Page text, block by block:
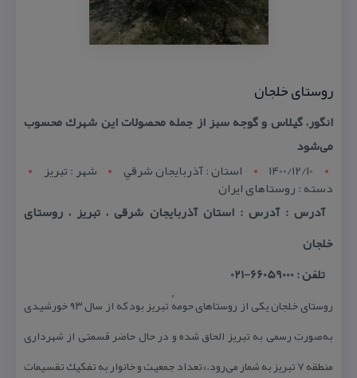
روستای خلجان
انگور، گیلاس و گوجه سبز از جمله محصولات این شهرك محسوب
می‌شود
1400/12/10
استان : آذربايجان شرقي شهر : تبريز
دسته : روستاهای ایران
آدرس : آدرس : استان آذربایجان شرقی ، تبریز ، روستای
خلجان
تلفن : 66059000-021
روستای خلجان یكی از روستاهای حومهٔ تبریز بود كه از سال ۹۳ خورشیدی
به‌صورتِ رسمی به تبریز الحاق شده و در حال حاضر قسمتی از شهرداری
منطقه ۷ تبریز به شمار می‌رود.«تعداد جمعیت و خانوار به تفكیك تقسیمات